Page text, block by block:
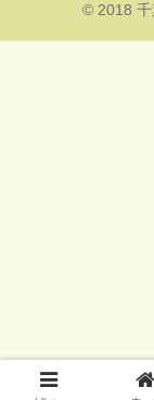
© 2018 千